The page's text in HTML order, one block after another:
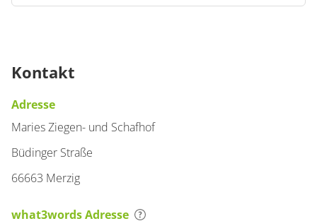
Kontakt
Adresse
Maries Ziegen- und Schafhof
Büdinger Straße
66663 Merzig
what3words Adresse